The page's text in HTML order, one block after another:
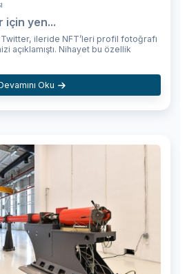
için yen...
Twitter, ileride NFT’leri profil fotoğrafı
açıklamıştı. Nihayet bu özellik
Oku